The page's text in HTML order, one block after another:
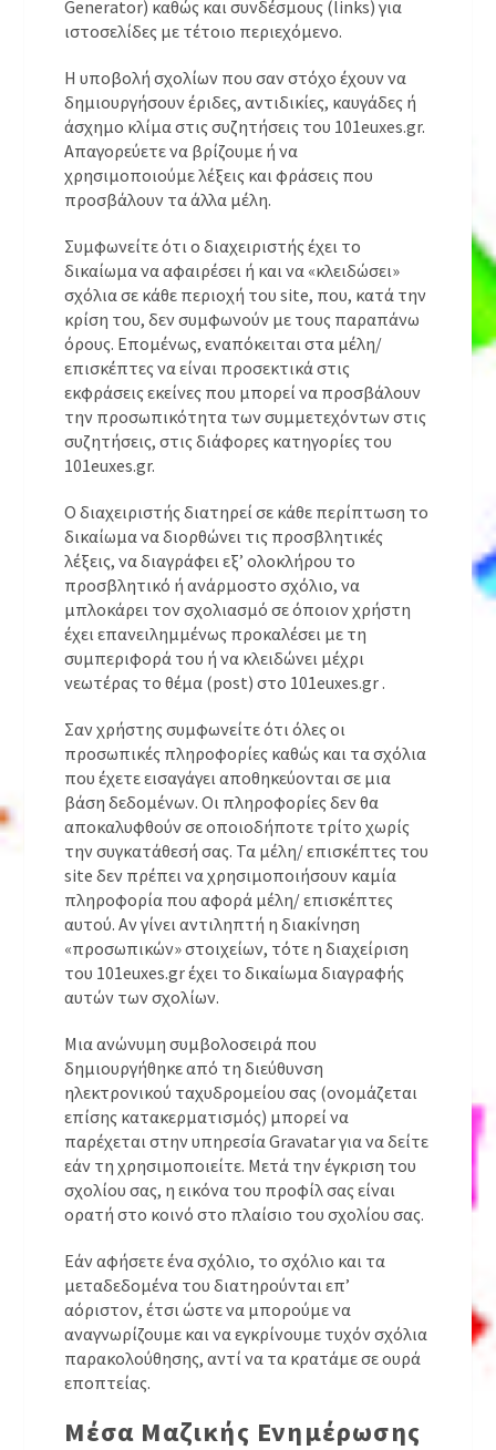
Generator) καθώς και συνδέσμους (links) για
ιστοσελίδες με τέτοιο περιεχόμενο.
H υποβολή σχολίων που σαν στόχο έχουν να
δημιουργήσουν έριδες, αντιδικίες, καυγάδες ή
άσχημο κλίμα στις συζητήσεις του 101euxes.gr.
Απαγορεύετε να βρίζουμε ή να
χρησιμοποιούμε λέξεις και φράσεις που
προσβάλουν τα άλλα μέλη.
Συμφωνείτε ότι ο διαχειριστής έχει το
δικαίωμα να αφαιρέσει ή και να «κλειδώσει»
σχόλια σε κάθε περιοχή του site, που, κατά την
κρίση του, δεν συμφωνούν με τους παραπάνω
όρους. Επομένως, εναπόκειται στα μέλη/
επισκέπτες να είναι προσεκτικά στις
εκφράσεις εκείνες που μπορεί να προσβάλουν
την προσωπικότητα των συμμετεχόντων στις
συζητήσεις, στις διάφορες κατηγορίες του
101euxes.gr.
O διαχειριστής διατηρεί σε κάθε περίπτωση το
δικαίωμα να διορθώνει τις προσβλητικές
λέξεις, να διαγράφει εξ’ ολοκλήρου το
προσβλητικό ή ανάρμοστο σχόλιο, να
μπλοκάρει τον σχολιασμό σε όποιον χρήστη
έχει επανειλημμένως προκαλέσει με τη
συμπεριφορά του ή να κλειδώνει μέχρι
νεωτέρας το θέμα (post) στο 101euxes.gr .
Σαν χρήστης συμφωνείτε ότι όλες οι
προσωπικές πληροφορίες καθώς και τα σχόλια
που έχετε εισαγάγει αποθηκεύονται σε μια
βάση δεδομένων. Οι πληροφορίες δεν θα
αποκαλυφθούν σε οποιοδήποτε τρίτο χωρίς
την συγκατάθεσή σας. Τα μέλη/ επισκέπτες του
site δεν πρέπει να χρησιμοποιήσουν καμία
πληροφορία που αφορά μέλη/ επισκέπτες
αυτού. Αν γίνει αντιληπτή η διακίνηση
«προσωπικών» στοιχείων, τότε η διαχείριση
του 101euxes.gr έχει το δικαίωμα διαγραφής
αυτών των σχολίων.
Μια ανώνυμη συμβολοσειρά που
δημιουργήθηκε από τη διεύθυνση
ηλεκτρονικού ταχυδρομείου σας (ονομάζεται
επίσης κατακερματισμός) μπορεί να
παρέχεται στην υπηρεσία Gravatar για να δείτε
εάν τη χρησιμοποιείτε. Μετά την έγκριση του
σχολίου σας, η εικόνα του προφίλ σας είναι
ορατή στο κοινό στο πλαίσιο του σχολίου σας.
Εάν αφήσετε ένα σχόλιο, το σχόλιο και τα
μεταδεδομένα του διατηρούνται επ’
αόριστον, έτσι ώστε να μπορούμε να
αναγνωρίζουμε και να εγκρίνουμε τυχόν σχόλια
παρακολούθησης, αντί να τα κρατάμε σε ουρά
εποπτείας.
Μέσα Μαζικής Ενημέρωσης